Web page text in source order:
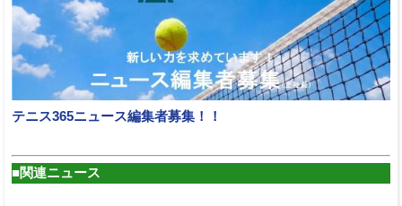
テニス365ニュース編集者募集！！
■関連ニュース